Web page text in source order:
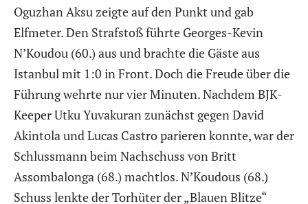
Oguzhan Aksu zeigte auf den Punkt und gab
Elfmeter. Den Strafstoß führte Georges-Kevin
N’Koudou (60.) aus und brachte die Gäste aus
Istanbul mit 1:0 in Front. Doch die Freude über die
Führung wehrte nur vier Minuten. Nachdem BJK-
Keeper Utku Yuvakuran zunächst gegen David
Akintola und Lucas Castro parieren konnte, war der
Schlussmann beim Nachschuss von Britt
Assombalonga (68.) machtlos. N’Koudous (68.)
Schuss lenkte der Torhüter der „Blauen Blitze“